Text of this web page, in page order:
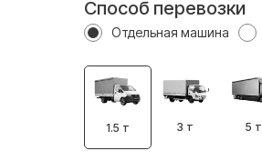
Способ перевозки
Отдельная машина
1.5 т 3 т 5 т